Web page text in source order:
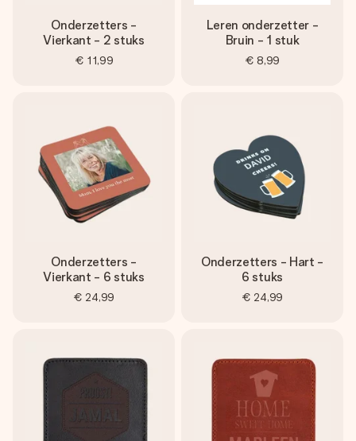
Onderzetters -
Vierkant - 2 stuks
€ 11,99
Leren onderzetter -
Bruin - 1 stuk
€ 8,99
Onderzetters -
Vierkant - 6 stuks
€ 24,99
Onderzetters - Hart -
6 stuks
€ 24,99